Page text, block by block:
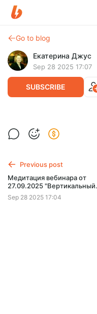
Go to blog
Екатерина Джус
Sep 28 2025 17:07
SUBSCRIBE
Текст медитации
27.09.2025
Previous post
Медитация вебинара от
27.09.2025 "Вертикальный
шаблон и тонкие тела
человека"
Sep 28 2025 17:04